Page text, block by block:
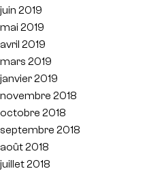
juin 2019
mai 2019
avril 2019
mars 2019
janvier 2019
novembre 2018
octobre 2018
septembre 2018
août 2018
juillet 2018